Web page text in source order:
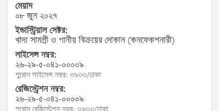
মেয়াদ
০৮ জুন ২০২৭
ইন্ডাস্ট্রিয়াল সেক্টর:
খাদ্য সামগ্রী ও পানীয় বিক্রয়ের দোকান (কনফেকশনারী)
লাইসেন্স নম্বর:
২৬-২৯-৫-০৪১-০০০০৯
পুরোন লাইসেন্স নম্বর: ৩৯৩৩/ঢাকা
রেজিস্ট্রেশন নম্বর:
২৬-২৯-৫-০৪১-০০০০৯
পুরোন রেজিস্ট্রেশন নম্বর: ৩৯৩৩/ঢাকা